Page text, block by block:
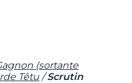
(sortante
Têtu /Scrutin